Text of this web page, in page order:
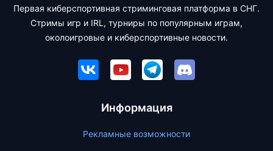
Первая киберспортивная стриминговая платформа в СНГ.
Стримы игр и IRL, турниры по популярным играм,
околоигровые и киберспортивные новости.
Информация
Рекламные возможности